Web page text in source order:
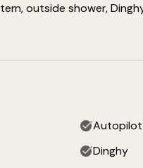
outside shower,
Autopilot
Dinghy